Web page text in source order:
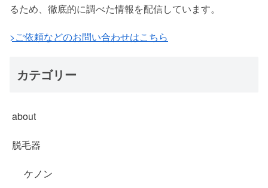
るため、徹底的に調べた情報を配信しています。
>ご依頼などのお問い合わせはこちら
カテゴリー
about
脱毛器
ケノン